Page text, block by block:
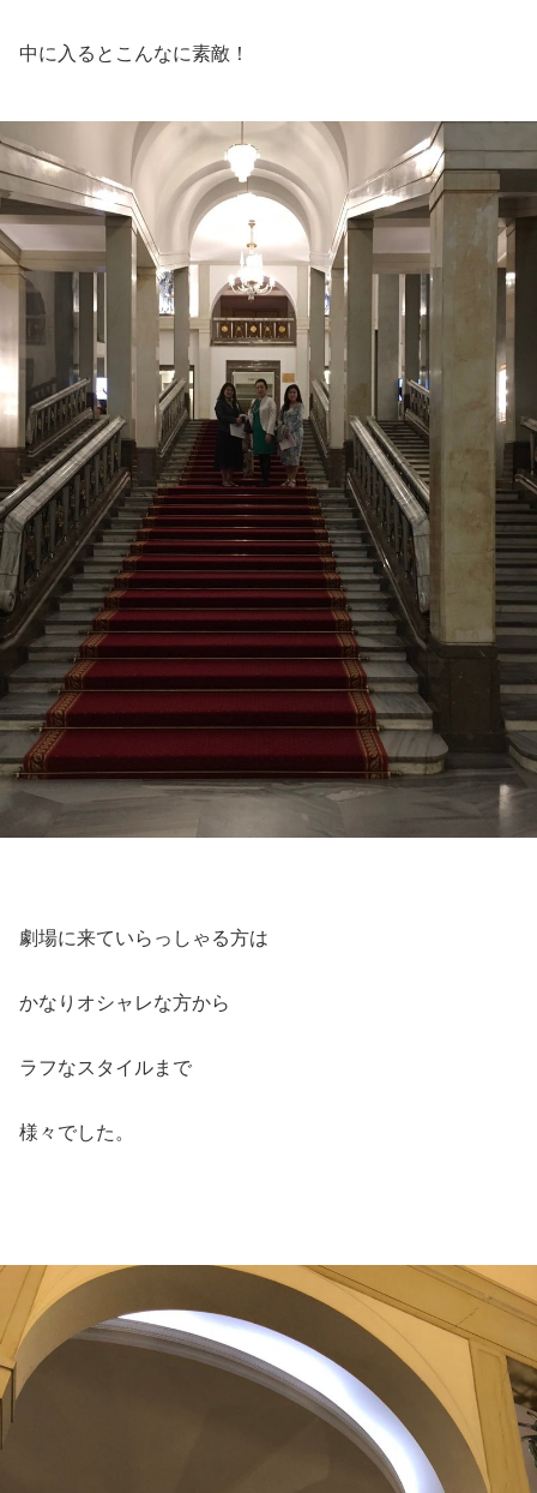
中に入るとこんなに素敵！
劇場に来ていらっしゃる方は
かなりオシャレな方から
ラフなスタイルまで
様々でした。